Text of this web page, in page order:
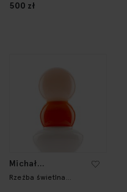
500 zł
Michał
Korchowiec
Rzeźba świetlna